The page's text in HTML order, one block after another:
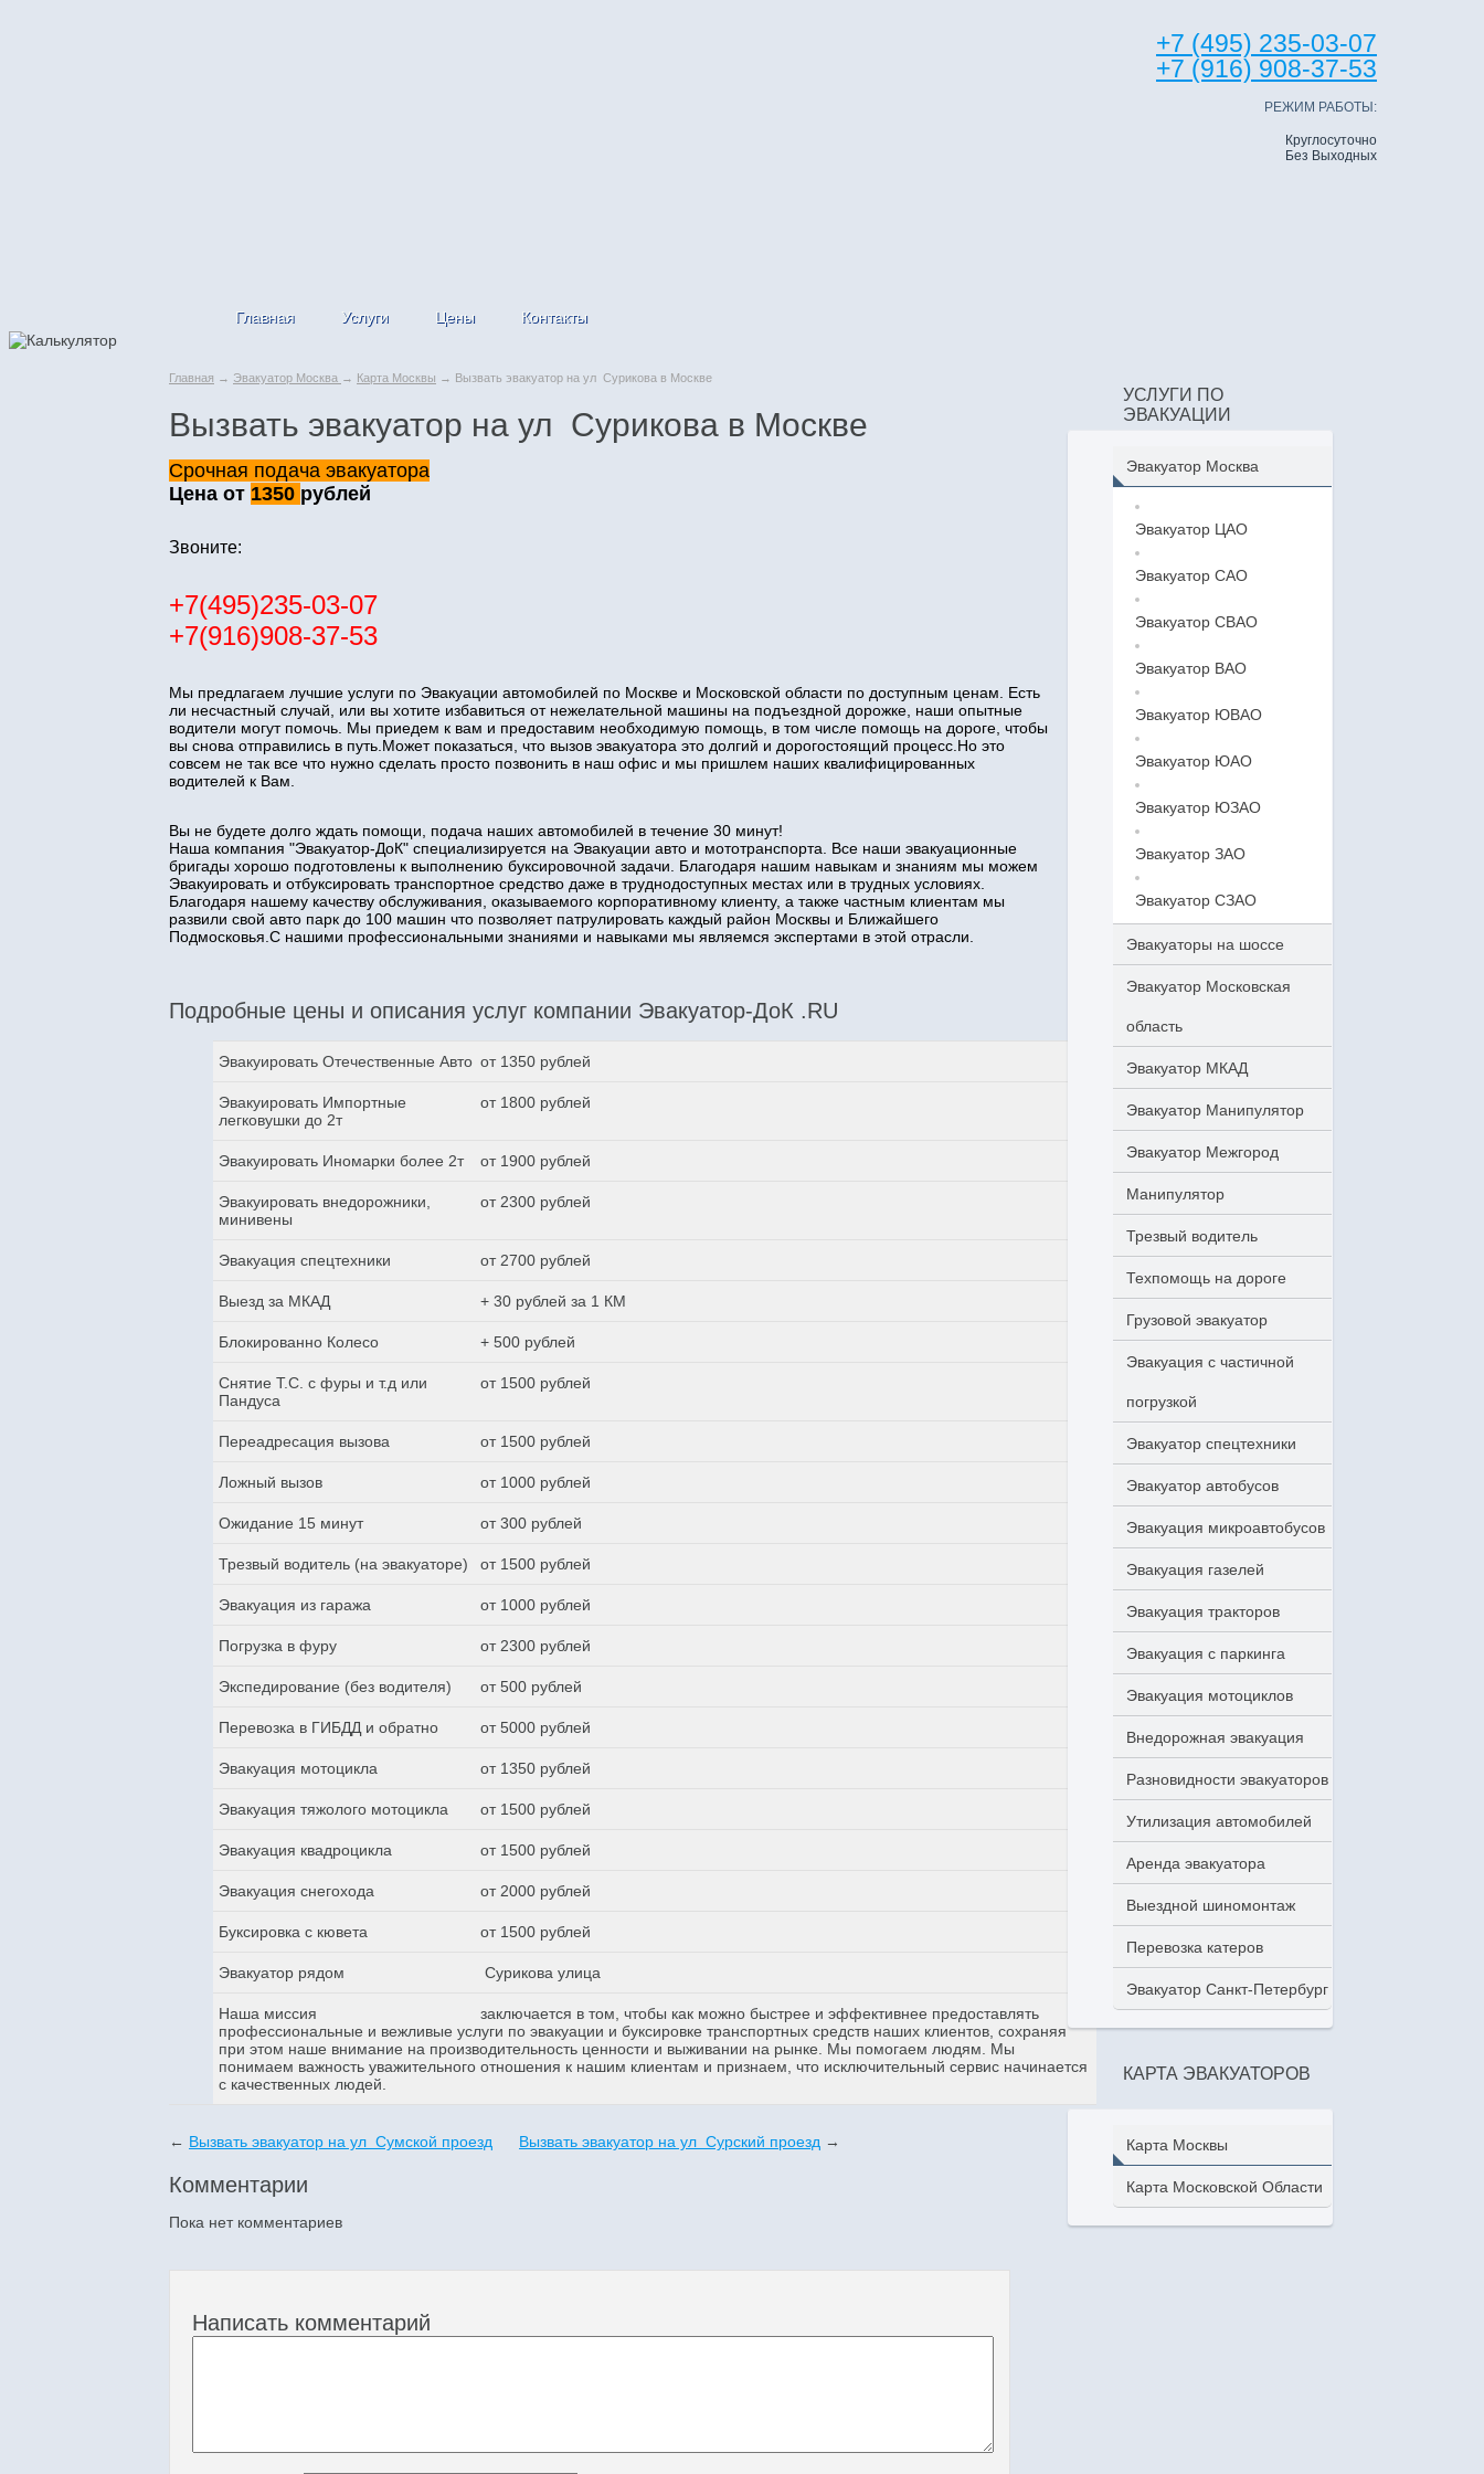
+7 (495) 235-03-07
+7 (916) 908-37-53
РЕЖИМ РАБОТЫ:
Круглосуточно
Без Выходных
Главная Услуги Цены Контакты
Главная → Эвакуатор Москва → Карта Москвы → Вызвать эвакуатор на ул Сурикова в Москве
Вызвать эвакуатор на ул Сурикова в Москве
Срочная подача эвакуатора
Цена от 1350 рублей
Звоните:
+7(495)235-03-07
+7(916)908-37-53
Мы предлагаем лучшие услуги по Эвакуации автомобилей по Москве и Московской области по доступным ценам. Есть
ли несчастный случай, или вы хотите избавиться от нежелательной машины на подъездной дорожке, наши опытные
водители могут помочь. Мы приедем к вам и предоставим необходимую помощь, в том числе помощь на дороге, чтобы
вы снова отправились в путь.Может показаться, что вызов эвакуатора это долгий и дорогостоящий процесс.Но это
совсем не так все что нужно сделать просто позвонить в наш офис и мы пришлем наших квалифицированных
водителей к Вам.
Вы не будете долго ждать помощи, подача наших автомобилей в течение 30 минут!
Наша компания "Эвакуатор-ДоК" специализируется на Эвакуации авто и мототранспорта. Все наши эвакуационные
бригады хорошо подготовлены к выполнению буксировочной задачи. Благодаря нашим навыкам и знаниям мы можем
Эвакуировать и отбуксировать транспортное средство даже в труднодоступных местах или в трудных условиях.
Благодаря нашему качеству обслуживания, оказываемого корпоративному клиенту, а также частным клиентам мы
развили свой авто парк до 100 машин что позволяет патрулировать каждый район Москвы и Ближайшего
Подмосковья.С нашими профессиональными знаниями и навыками мы являемся экспертами в этой отрасли.
Подробные цены и описания услуг компании Эвакуатор-ДоК .RU
Эвакуировать Отечественные Авто от 1350 рублей
Эвакуировать Импортные
легковушки до 2т
от 1800 рублей
Эвакуировать Иномарки более 2т от 1900 рублей
Эвакуировать внедорожники,
минивены
от 2300 рублей
Эвакуация спецтехники от 2700 рублей
Выезд за МКАД + 30 рублей за 1 КМ
Блокированно Колесо + 500 рублей
Снятие Т.С. с фуры и т.д или
Пандуса
от 1500 рублей
Переадресация вызова от 1500 рублей
Ложный вызов от 1000 рублей
Ожидание 15 минут от 300 рублей
Трезвый водитель (на эвакуаторе) от 1500 рублей
Эвакуация из гаража от 1000 рублей
Погрузка в фуру от 2300 рублей
Экспедирование (без водителя) от 500 рублей
Перевозка в ГИБДД и обратно от 5000 рублей
Эвакуация мотоцикла от 1350 рублей
Эвакуация тяжолого мотоцикла от 1500 рублей
Эвакуация квадроцикла от 1500 рублей
Эвакуация снегохода от 2000 рублей
Буксировка с кювета от 1500 рублей
Эвакуатор рядом Сурикова улица
Наша миссия
заключается в том, чтобы как можно быстрее и эффективнее предоставлять
профессиональные и вежливые услуги по эвакуации и буксировке транспортных средств наших клиентов, сохраняя
при этом наше внимание на производительность ценности и выживании на рынке. Мы помогаем людям. Мы
понимаем важность уважительного отношения к нашим клиентам и признаем, что исключительный сервис начинается
с качественных людей.
← Вызвать эвакуатор на ул Сумской проезд Вызвать эвакуатор на ул Сурский проезд →
Комментарии
Пока нет комментариев
Написать комментарий
УСЛУГИ ПО
ЭВАКУАЦИИ
Эвакуатор Москва
Эвакуатор ЦАО
Эвакуатор САО
Эвакуатор СВАО
Эвакуатор ВАО
Эвакуатор ЮВАО
Эвакуатор ЮАО
Эвакуатор ЮЗАО
Эвакуатор ЗАО
Эвакуатор СЗАО
Эвакуаторы на шоссе
Эвакуатор Московская
область
Эвакуатор МКАД
Эвакуатор Манипулятор
Эвакуатор Межгород
Манипулятор
Трезвый водитель
Техпомощь на дороге
Грузовой эвакуатор
Эвакуация с частичной
погрузкой
Эвакуатор спецтехники
Эвакуатор автобусов
Эвакуация микроавтобусов
Эвакуация газелей
Эвакуация тракторов
Эвакуация с паркинга
Эвакуация мотоциклов
Внедорожная эвакуация
Разновидности эвакуаторов
Утилизация автомобилей
Аренда эвакуатора
Выездной шиномонтаж
Перевозка катеров
Эвакуатор Санкт-Петербург
КАРТА ЭВАКУАТОРОВ
Карта Москвы
Карта Московской Области